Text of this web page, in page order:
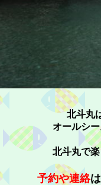
予約や連絡
北斗丸
オールシーズン八
北斗丸で楽しい